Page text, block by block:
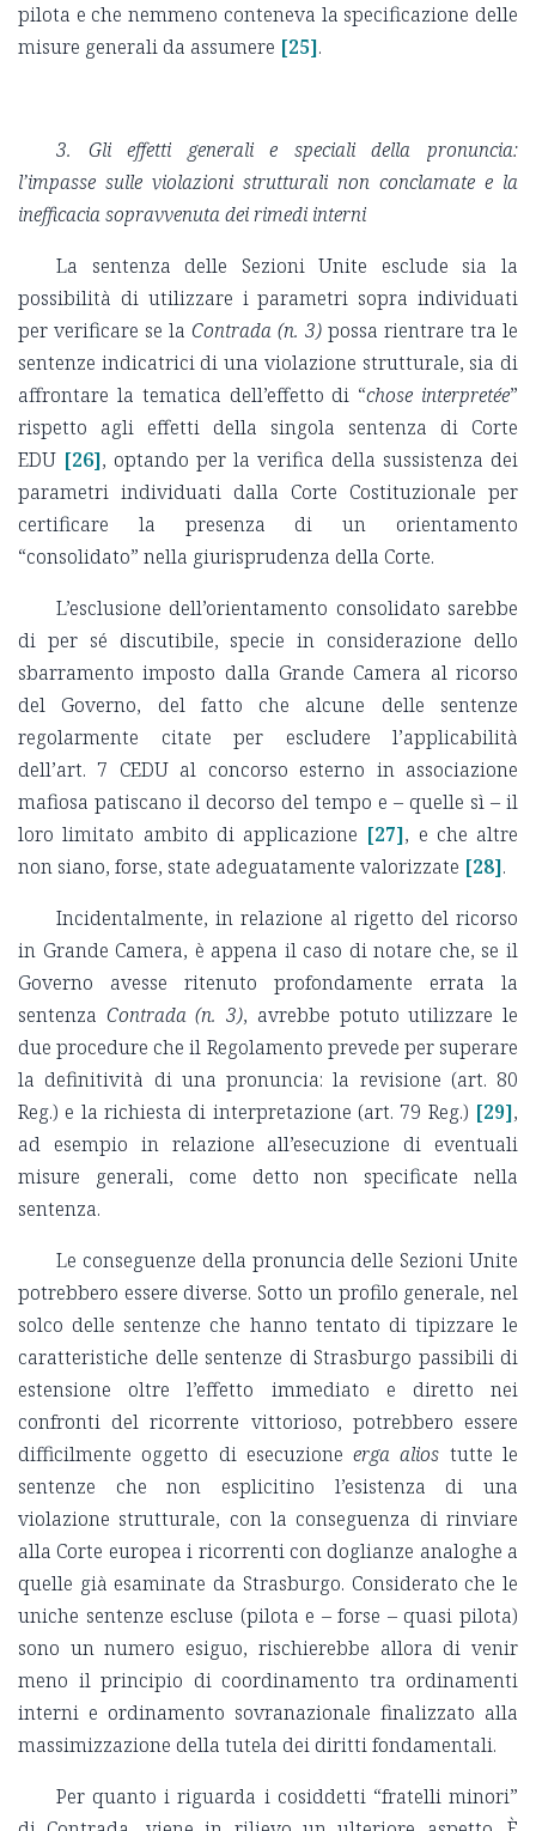
pilota e che nemmeno conteneva la specificazione delle
misure generali da assumere [25].
3. Gli effetti generali e speciali della pronuncia:
l’impasse sulle violazioni strutturali non conclamate e la
inefficacia sopravvenuta dei rimedi interni
La sentenza delle Sezioni Unite esclude sia la
possibilità di utilizzare i parametri sopra individuati
per verificare se la Contrada (n. 3) possa rientrare tra le
sentenze indicatrici di una violazione strutturale, sia di
affrontare la tematica dell’effetto di “chose interpretée”
rispetto agli effetti della singola sentenza di Corte
EDU [26], optando per la verifica della sussistenza dei
parametri individuati dalla Corte Costituzionale per
certificare la presenza di un orientamento
“consolidato” nella giurisprudenza della Corte.
L’esclusione dell’orientamento consolidato sarebbe
di per sé discutibile, specie in considerazione dello
sbarramento imposto dalla Grande Camera al ricorso
del Governo, del fatto che alcune delle sentenze
regolarmente citate per escludere l’applicabilità
dell’art. 7 CEDU al concorso esterno in associazione
mafiosa patiscano il decorso del tempo e – quelle sì – il
loro limitato ambito di applicazione [27], e che altre
non siano, forse, state adeguatamente valorizzate [28].
Incidentalmente, in relazione al rigetto del ricorso
in Grande Camera, è appena il caso di notare che, se il
Governo avesse ritenuto profondamente errata la
sentenza Contrada (n. 3), avrebbe potuto utilizzare le
due procedure che il Regolamento prevede per superare
la definitività di una pronuncia: la revisione (art. 80
Reg.) e la richiesta di interpretazione (art. 79 Reg.) [29],
ad esempio in relazione all’esecuzione di eventuali
misure generali, come detto non specificate nella
sentenza.
Le conseguenze della pronuncia delle Sezioni Unite
potrebbero essere diverse. Sotto un profilo generale, nel
solco delle sentenze che hanno tentato di tipizzare le
caratteristiche delle sentenze di Strasburgo passibili di
estensione oltre l’effetto immediato e diretto nei
confronti del ricorrente vittorioso, potrebbero essere
difficilmente oggetto di esecuzioneerga alios tutte le
sentenze che non esplicitino l’esistenza di una
violazione strutturale, con la conseguenza di rinviare
alla Corte europea i ricorrenti con doglianze analoghe a
quelle già esaminate da Strasburgo. Considerato che le
uniche sentenze escluse (pilota e – forse – quasi pilota)
sono un numero esiguo, rischierebbe allora di venir
meno il principio di coordinamento tra ordinamenti
interni e ordinamento sovranazionale finalizzato alla
massimizzazione della tutela dei diritti fondamentali.
Per quanto i riguarda i cosiddetti “fratelli minori”